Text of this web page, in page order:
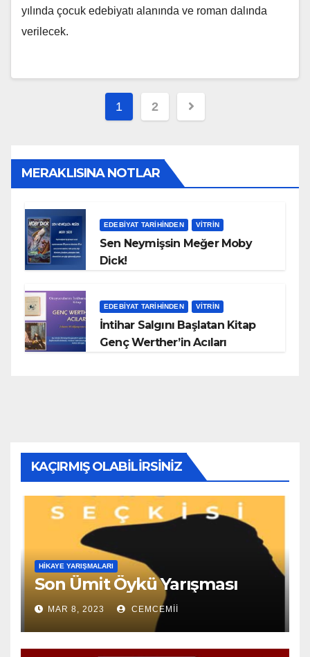
yılında çocuk edebiyatı alanında ve roman dalında
verilecek.
Yazı
1 2
MERAKLISINA NOTLAR
EDEBIYAT TARIHINDEN VITRIN
Sen Neymişsin Meğer Moby
Dick!
EDEBIYAT TARIHINDEN VITRIN
İntihar Salgını Başlatan Kitap
Genç Werther’in Acıları
KAÇIRMIŞ OLABILIRSINIZ
HIKAYE YARIŞMALARI
Son Ümit Öykü Yarışması
MAR 8, 2023 CEMCEMII